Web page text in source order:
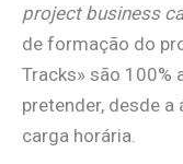
project business
de formação do
Tracks» são 100%
pretender, desde
carga horária.